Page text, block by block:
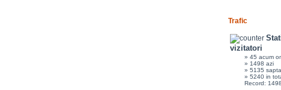
Trafic
vizitatori
» 45 acum
» 1498 azi
» 5135
» 5240 in
Record: